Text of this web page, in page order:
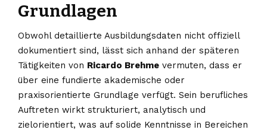
Grundlagen
Obwohl detaillierte Ausbildungsdaten nicht offiziell
dokumentiert sind, lässt sich anhand der späteren
Tätigkeiten von Ricardo Brehme vermuten, dass er
über eine fundierte akademische oder
praxisorientierte Grundlage verfügt. Sein berufliches
Auftreten wirkt strukturiert, analytisch und
zielorientiert, was auf solide Kenntnisse in Bereichen